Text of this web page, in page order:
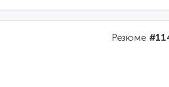
Резюме